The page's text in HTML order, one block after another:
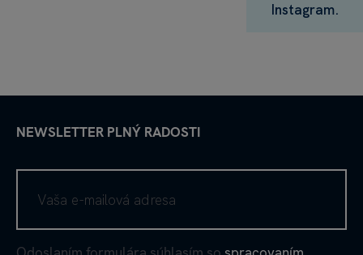
Instagram.
NEWSLETTER PLNÝ RADOSTI